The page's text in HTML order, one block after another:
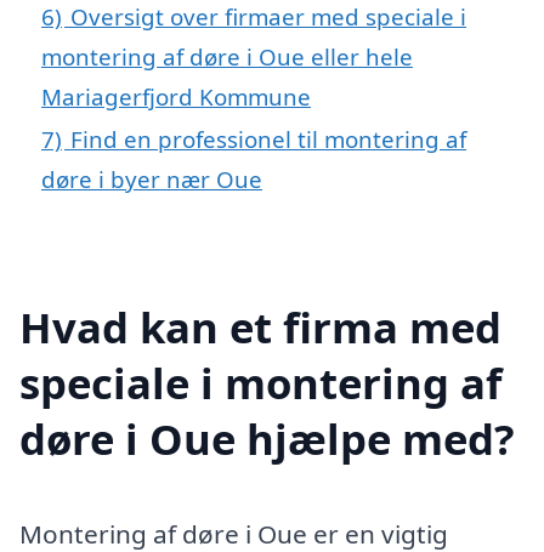
6) Oversigt over firmaer med speciale i
montering af døre i Oue eller hele
Mariagerfjord Kommune
7) Find en professionel til montering af
døre i byer nær Oue
Hvad kan et firma med
speciale i montering af
døre i Oue hjælpe med?
Montering af døre i Oue er en vigtig